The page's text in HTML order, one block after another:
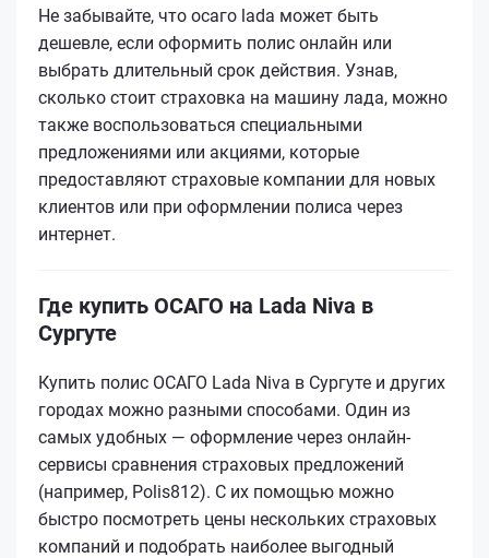
Не забывайте, что осаго lada может быть
дешевле, если оформить полис онлайн или
выбрать длительный срок действия. Узнав,
сколько стоит страховка на машину лада, можно
также воспользоваться специальными
предложениями или акциями, которые
предоставляют страховые компании для новых
клиентов или при оформлении полиса через
интернет.
Где купить ОСАГО на Lada Niva в
Сургуте
Купить полис ОСАГО Lada Niva в Сургуте и других
городах можно разными способами. Один из
самых удобных — оформление через онлайн-
сервисы сравнения страховых предложений
(например, Polis812). С их помощью можно
быстро посмотреть цены нескольких страховых
компаний и подобрать наиболее выгодный